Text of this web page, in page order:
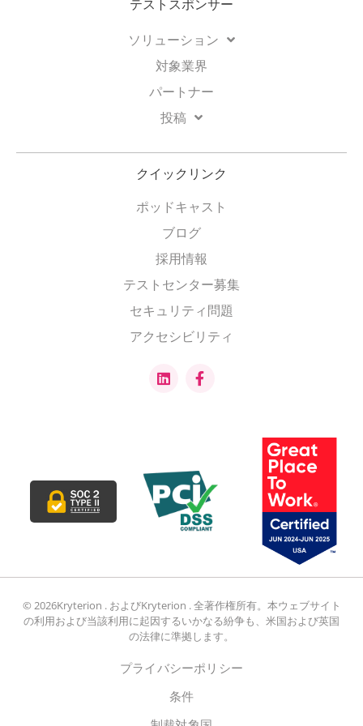
テストスポンサー
ソリューション
対象業界
パートナー
投稿
クイックリンク
ポッドキャスト
ブログ
採用情報
テストセンター募集
セキュリティ問題
アクセシビリティ
© 2026Kryterion . およびKryterion . 全著作権所有。本ウェブサイト
の利用および当該利用に起因するいかなる紛争も、米国および英国
の法律に準拠します。
プライバシーポリシー
条件